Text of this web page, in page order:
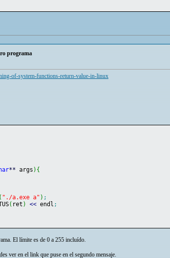
programa
of-system-functions-return-value-in-linux
** args ) {
"./a.exe a" ) ;
( ret ) << endl ;
El límite es de 0 a 255 incluído.
ver en el link que puse en el segundo mensaje.